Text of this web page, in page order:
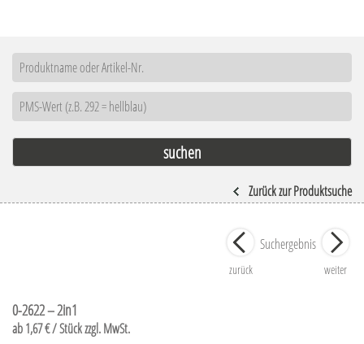
Zurück zur Produktsuche
0-2622 – 2in1
ab 1,67 € / Stück zzgl. MwSt.
zurück
Suchergebnis
weiter